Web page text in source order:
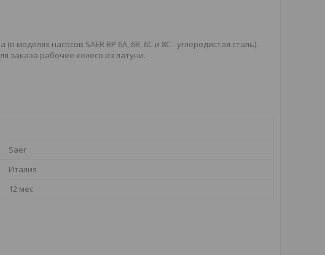
моделях насосов SAER BP 6A, 6B, 6C и 8C - углеродистая сталь).
заказа рабочее колесо из латуни.
Saer
Италия
12 мес